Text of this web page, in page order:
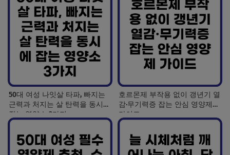
50대 여성 나잇살 타파, 빠지는
근력과 처지는 살 탄력을 동시에
잡는 영양소 3가지
호르몬제 부작용 없이 갱년기 열
감·무기력증 잡는 안심 영양제
가이드